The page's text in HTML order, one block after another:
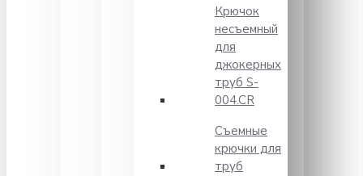
Крючок
несъемный
для
джокерных
труб S-
004.CR
Съемные
крючки для
труб